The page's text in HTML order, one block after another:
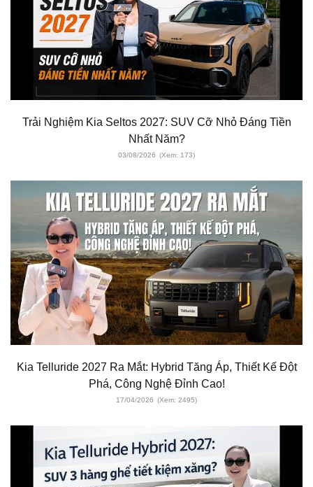
Trải Nghiệm Kia Seltos 2027: SUV Cỡ Nhỏ Đáng Tiền
Nhất Năm?
03/08/2026 (Xem: 173)
Kia Telluride 2027 Ra Mắt: Hybrid Tăng Áp, Thiết Kế Đột
Phá, Công Nghệ Đỉnh Cao!
17/04/2026 (Xem: 2495)